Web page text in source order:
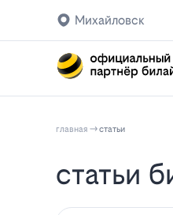
Михайловск
главная статьи
статьи